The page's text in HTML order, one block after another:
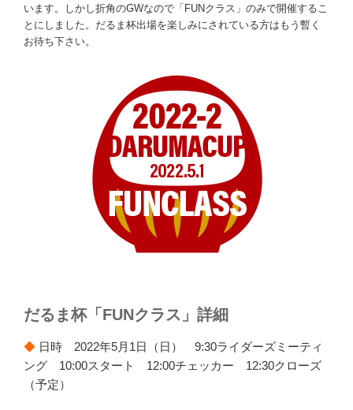
います。しかし折角のGWなので「FUNクラス」のみで開催するこ
とにしました。だるま杯出場を楽しみにされている方はもう暫く
お待ち下さい。
だるま杯「FUNクラス」詳細
◆ 日時 2022年5月1日（日） 9:30ライダーズミーティ
ング 10:00スタート 12:00チェッカー 12:30クローズ
（予定）